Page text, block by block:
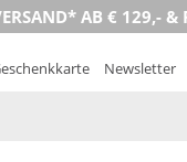
AB € 129,- &
Newsletter